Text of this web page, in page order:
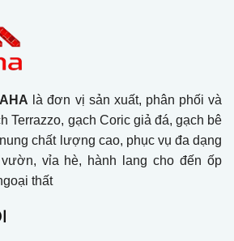
là đơn vị sản xuất, phân phối và
Terrazzo, gạch Coric giả đá, gạch bê
chất lượng cao, phục vụ đa dạng
vỉa hè, hành lang cho đến ốp
thất